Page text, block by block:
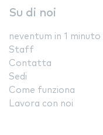
Su di noi
neventum in 1 minuto
Staff
Contatta
Sedi
Come funziona
Lavora con noi